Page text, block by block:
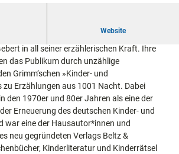
n,
Galeri
en und
Sonde
rausst
ellung
Art
Kassel
Wandern
im
Grünen
mit
Kindern
Gastronomie
und
Shopping
Unterkünfte
Website
zeigt das vielschichtige Werk der
in all seiner erzählerischen Kraft. Ihre
das Publikum durch unzählige
Grimm’schen »Kinder- und
zu Erzählungen aus 1001 Nacht. Dabei
den 1970er und 80er Jahren als eine der
Erneuerung des deutschen Kinder- und
war eine der Hausautor*innen und
neu gegründeten Verlags Beltz &
Kinderliteratur und Kinderrätsel